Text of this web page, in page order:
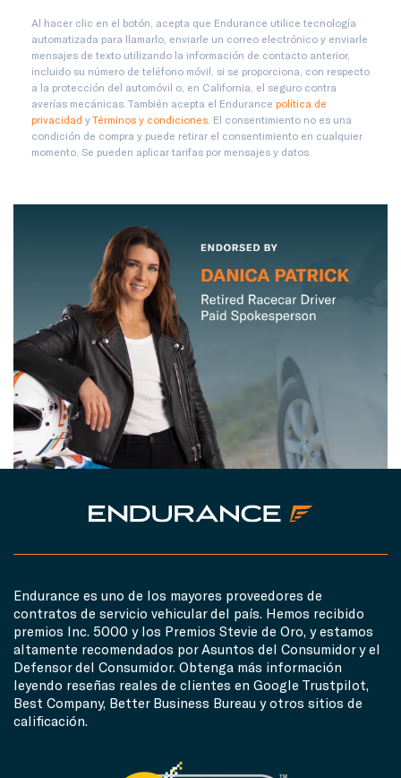
Al hacer clic en el botón, acepta que Endurance utilice tecnología
automatizada para llamarlo, enviarle un correo electrónico y enviarle
mensajes de texto utilizando la información de contacto anterior,
incluido su número de teléfono móvil, si se proporciona, con respecto
a la protección del automóvil o, en California, el seguro contra
averías mecánicas. También acepta el Endurance política de
privacidad yTérminos y condiciones . El consentimiento no es una
condición de compra y puede retirar el consentimiento en cualquier
momento. Se pueden aplicar tarifas por mensajes y datos.
Endurance es uno de los mayores proveedores de
contratos de servicio vehicular del país. Hemos recibido
premios Inc. 5000 y los Premios Stevie de Oro, y estamos
altamente recomendados por Asuntos del Consumidor y el
Defensor del Consumidor. Obtenga más información
leyendo reseñas reales de clientes en Google Trustpilot,
Best Company, Better Business Bureau y otros sitios de
calificación.